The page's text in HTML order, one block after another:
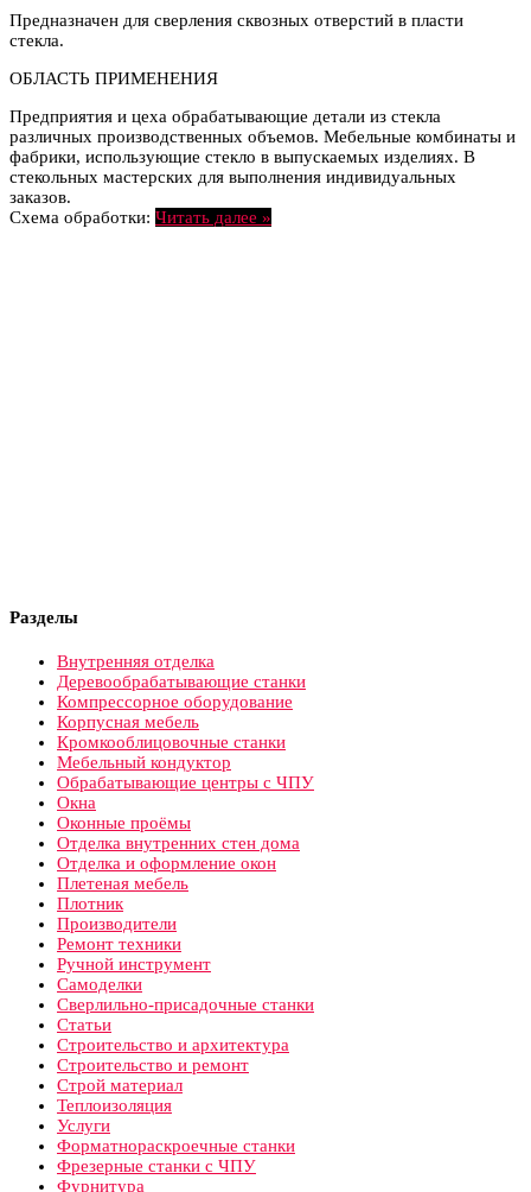
Предназначен для сверления сквозных отверстий в пласти
стекла.
ОБЛАСТЬ ПРИМЕНЕНИЯ
Предприятия и цеха обрабатывающие детали из стекла
различных производственных объемов. Мебельные комбинаты и
фабрики, использующие стекло в выпускаемых изделиях. В
стекольных мастерских для выполнения индивидуальных
заказов.
Схема обработки: Читать далее »
Разделы
Внутренняя отделка
Деревообрабатывающие станки
Компрессорное оборудование
Корпусная мебель
Кромкооблицовочные станки
Мебельный кондуктор
Обрабатывающие центры с ЧПУ
Окна
Оконные проёмы
Отделка внутренних стен дома
Отделка и оформление окон
Плетеная мебель
Плотник
Производители
Ремонт техники
Ручной инструмент
Самоделки
Сверлильно-присадочные станки
Статьи
Строительство и архитектура
Строительство и ремонт
Строй материал
Теплоизоляция
Услуги
Форматнораскроечные станки
Фрезерные станки с ЧПУ
Фурнитура